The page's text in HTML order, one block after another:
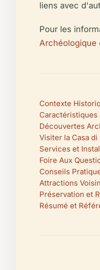
liens avec
Pour les
Archéologique
Contexte
Découvertes
Visiter la Casa di
Services et
Foire Aux
Conseils
Attractions
Préservation et
Résumé et